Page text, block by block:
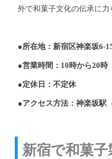
外で和菓子文化の伝承に力
●所在地：新宿区神楽坂6-
●営業時間：10時から20時
●定休日：不定休
●アクセス方法：神楽坂駅
新宿で和菓